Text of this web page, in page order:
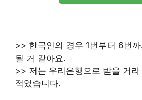
>> 한국인의 경우 1번부터 6번
될 거 같아요.
>> 저는 우리은행으로 받을 거
적었습니다.